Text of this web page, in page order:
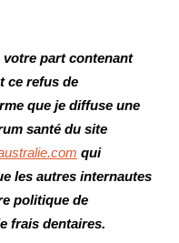
votre part contenant
ce refus de
que je diffuse une
santé du site
qui
les autres internautes
politique de
frais dentaires.